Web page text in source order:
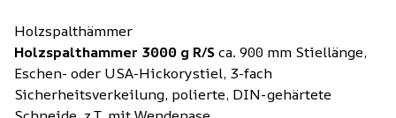
Holzspalthämmer
Holzspalthammer 3000 g R/Sca. 900 mm Stiellänge,
Eschen- oder USA-Hickorystiel, 3-fach
Sicherheitsverkeilung, polierte, DIN-gehärtete